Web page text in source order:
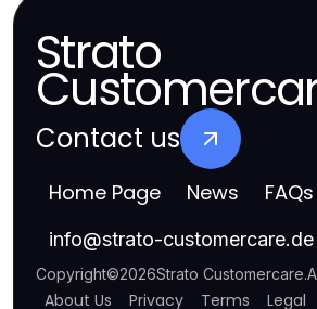
Strato
Contact us
Home Page News FAQs
info@strato-customercare.de
Copyright©2026Strato Customercare.
About Us Privacy Terms Legal